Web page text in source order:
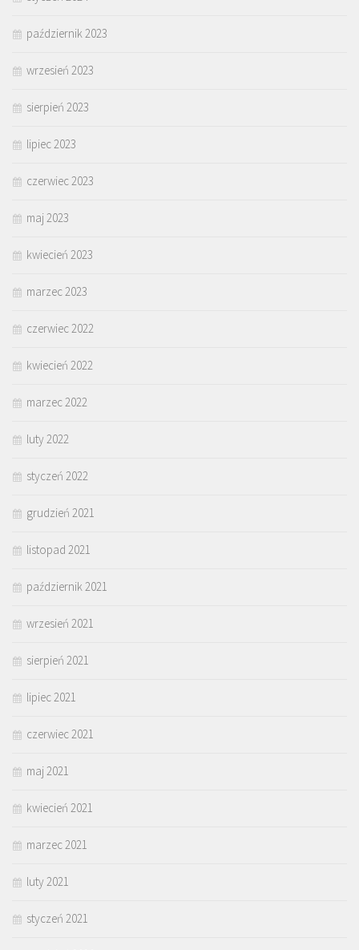
październik 2023
wrzesień 2023
sierpień 2023
lipiec 2023
czerwiec 2023
maj 2023
kwiecień 2023
marzec 2023
czerwiec 2022
kwiecień 2022
marzec 2022
luty 2022
styczeń 2022
grudzień 2021
listopad 2021
październik 2021
wrzesień 2021
sierpień 2021
lipiec 2021
czerwiec 2021
maj 2021
kwiecień 2021
marzec 2021
luty 2021
styczeń 2021